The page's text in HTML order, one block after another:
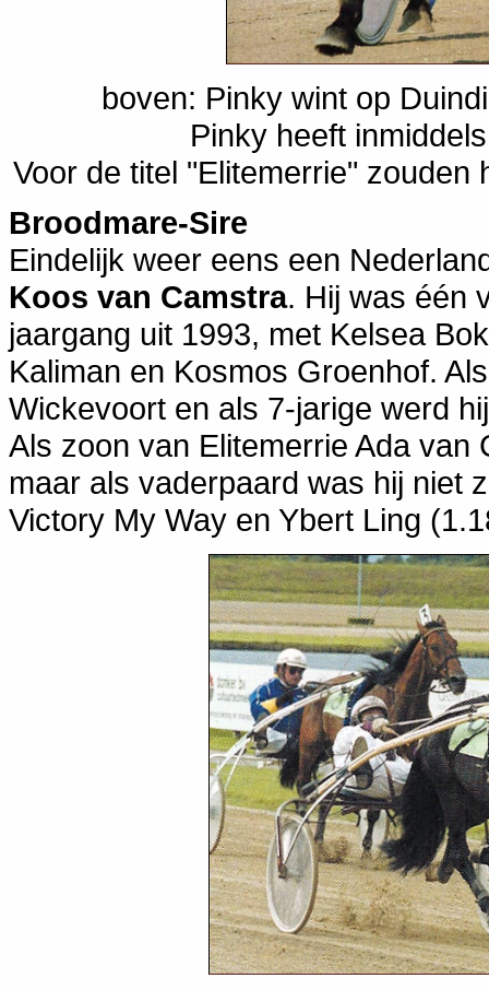
boven: Pinky wint op
Pinky heeft
Voor de titel "Elitemerrie"
Broodmare-Sire
Eindelijk weer eens een
Koos van Camstra. Hij was één
jaargang uit 1993, met Kelsea
Kaliman en Kosmos Groenhof.
Wickevoort en als 7-jarige werd
Als zoon van Elitemerrie Ada
maar als vaderpaard was hij niet
Victory My Way en Ybert Ling